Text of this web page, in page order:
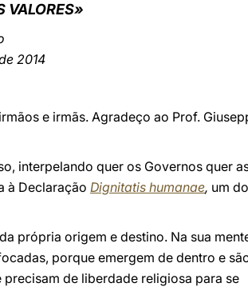
VALORES»
2014
e irmãs. Agradeço ao Prof.
interpelando quer os Governos quer
à Declaração Dignitatis humanae, um
própria origem e destino. Na sua
porque emergem de dentro e
de liberdade religiosa para se